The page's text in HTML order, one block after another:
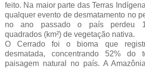
feito. Na maior parte das Terras
qualquer evento de desmatamento no
no ano passado o país perdeu
quadrados (km²) de vegetação nativa.
O Cerrado foi o bioma que
desmatada, concentrando 52%
paisagem natural no país. A